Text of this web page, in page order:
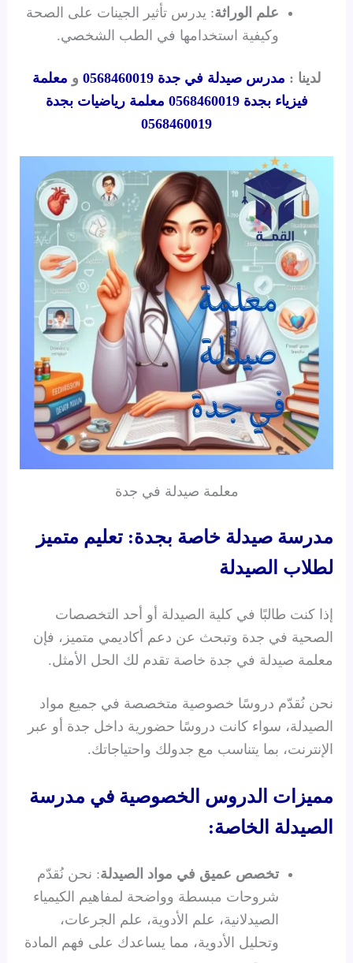
علم الوراثة: يدرس تأثير الجينات على الصحة
وكيفية استخدامها في الطب الشخصي.
لدينا : مدرس صيدلة في جدة 0568460019 و معلمة
فيزياء بجدة 0568460019
معلمة رياضيات بجدة
0568460019
معلمة صيدلة في جدة
مدرسة صيدلة خاصة بجدة: تعليم متميز
لطلاب الصيدلة
إذا كنت طالبًا في كلية الصيدلة أو أحد التخصصات
الصحية في جدة وتبحث عن دعم أكاديمي متميز، فإن
معلمة صيدلة في جدة خاصة تقدم لك الحل الأمثل.
نحن نُقدّم دروسًا خصوصية متخصصة في جميع مواد
الصيدلة، سواء كانت دروسًا حضورية داخل جدة أو عبر
الإنترنت، بما يتناسب مع جدولك واحتياجاتك.
مميزات الدروس الخصوصية في مدرسة
الصيدلة الخاصة:
تخصص عميق في مواد الصيدلة: نحن نُقدّم
شروحات مبسطة وواضحة لمفاهيم الكيمياء
الصيدلانية، علم الأدوية، علم الجرعات،
وتحليل الأدوية، مما يساعدك على فهم المادة